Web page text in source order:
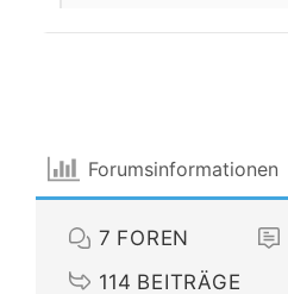
Forumsinformationen
7 FOREN
114 BEITRÄGE